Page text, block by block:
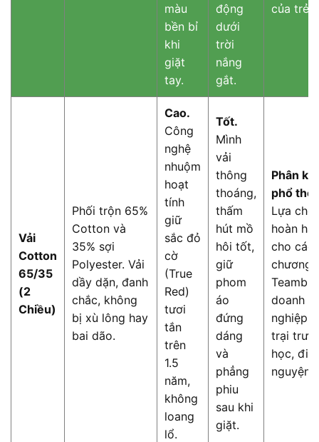
màu
bền bỉ
khi
giặt
tay.
động
dưới
trời
nắng
gắt.
của trẻ
Vải
Cotton
65/35
(2
Chiều)
Phối trộn 65%
Cotton và
35% sợi
Polyester. Vải
dầy dặn, đanh
chắc, không
bị xù lông hay
bai dão.
Cao.
Công
nghệ
nhuộm
hoạt
tính
giữ
sắc đỏ
cờ
(True
Red)
tươi
tắn
trên
1.5
năm,
không
loang
lổ.
Tốt.
Mình
vải
thông
thoáng,
thấm
hút mồ
hôi tốt,
giữ
phom
áo
đứng
dáng
và
phẳng
phiu
sau khi
giặt.
Phân
phổ
Lựa
hoàn
cho các
chương
doanh
nghiệp,
trại
học, đi
nguyện.